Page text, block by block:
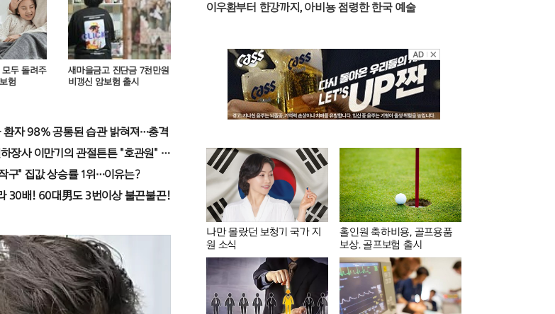
두 돌려주
험
새마을금고 진단금 7천만원
비갱신 암보험 출시
이유 알고보니…
환자 98% 공통된 습관 밝혀져…충격
하장사 이만기의 관절튼튼 "호관원" 100%당첨 혜택 난리나!!
구" 집값 상승률 1위…이유는?
30배! 60대男도 3번이상 불끈불끈!
이우환부터 한강까지, 아비뇽 점령한 한국 예술
나만 몰랐던 보청기 국가 지
원 소식
홀인원 축하비용, 골프용품
보상. 골프보험 출시